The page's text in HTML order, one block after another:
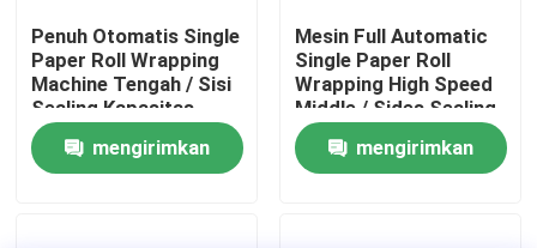
Minta Kutipan
VR
Penuh Otomatis Single
Paper Roll Wrapping
Machine Tengah / Sisi
Sealing Kapasitas
Tinggi
mengirimkan
Mesin Full Automatic
Single Paper Roll
Wrapping High Speed ​​
Middle / Sides Sealing
mengirimkan